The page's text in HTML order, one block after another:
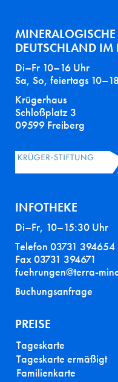
DEUTSCHLAND IM
Di–Fr 10–16 Uhr
Sa, So, feiertags
Krügerhaus
Schloßplatz 3
09599 Freiberg
INFOTHEKE
Di–Fr, 10–15:30 Uhr
Telefon 03731
Fax 03731 394671
fuehrungen@terra-
Buchungsanfrage
PREISE
Tageskarte
Tageskarte ermäßigt
Familienkarte